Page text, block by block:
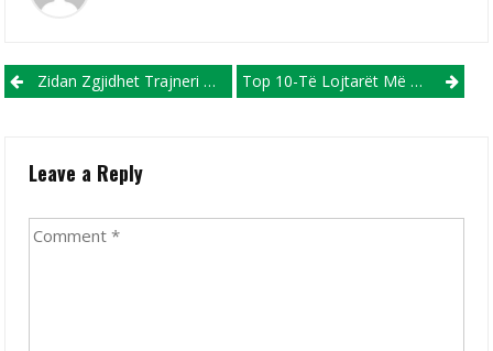
Post navigation
Zidan Zgjidhet Trajneri Më I Mirë Në Francë Për Vitin 2017 Top 10-Të Lojtarët Më Të Shtrenjtë? Hysaj Renditet I 8-Ti!
Leave a Reply